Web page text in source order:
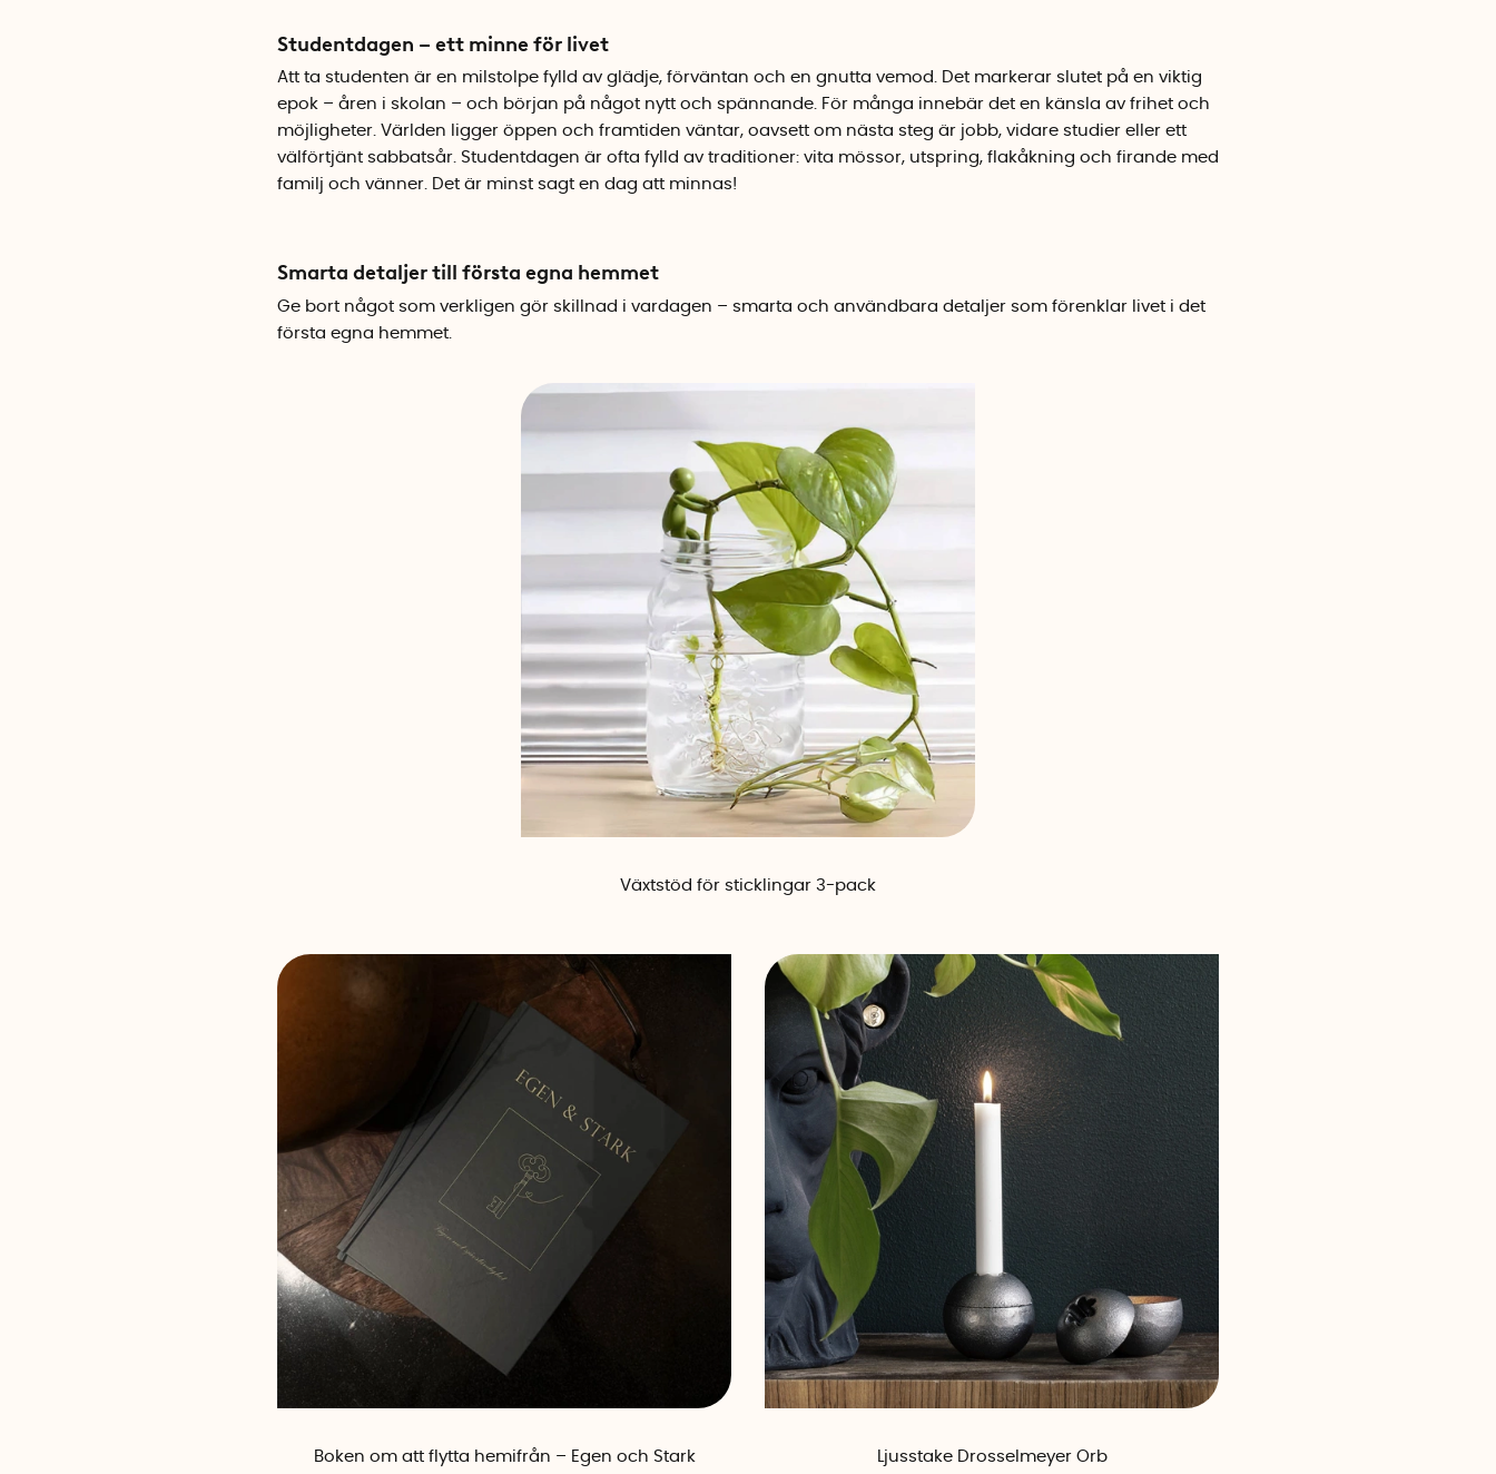
Studentdagen – ett minne för livet
Att ta studenten är en milstolpe fylld av glädje, förväntan och en gnutta vemod. Det markerar slutet på en viktig
epok – åren i skolan – och början på något nytt och spännande. För många innebär det en känsla av frihet och
möjligheter. Världen ligger öppen och framtiden väntar, oavsett om nästa steg är jobb, vidare studier eller ett
välförtjänt sabbatsår. Studentdagen är ofta fylld av traditioner: vita mössor, utspring, flakåkning och firande med
familj och vänner. Det är minst sagt en dag att minnas!
Smarta detaljer till första egna hemmet
Ge bort något som verkligen gör skillnad i vardagen – smarta och användbara detaljer som förenklar livet i det
första egna hemmet.
Växtstöd för sticklingar 3-pack
Boken om att flytta hemifrån – Egen och Stark Ljusstake Drosselmeyer Orb